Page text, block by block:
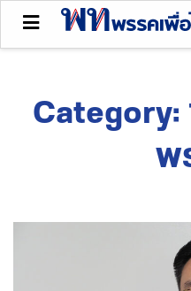
Category:
พ